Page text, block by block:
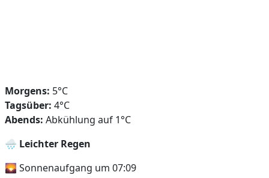
Morgens: 5°C
Tagsüber: 4°C
Abends: Abkühlung auf 1°C
🌧️ Leichter Regen
🌄 Sonnenaufgang um 07:09